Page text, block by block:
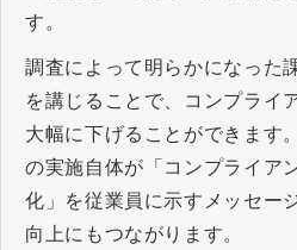
す。
調査によって明らかになった
を講じることで、コンプライ
大幅に下げることができます
の実施自体が「コンプライア
化」を従業員に示すメッセー
向上にもつながります。